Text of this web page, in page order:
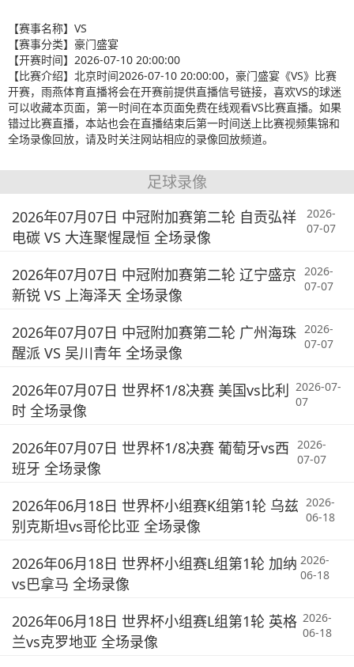
【赛事名称】 VS
【赛事分类】 豪门盛宴
【开赛时间】 2026-07-10 20:00:00
【比赛介绍】 北京时间2026-07-10 20:00:00，豪门盛宴《VS》比赛
开赛，雨燕体育直播将会在开赛前提供直播信号链接，喜欢VS的球迷
可以收藏本页面，第一时间在本页面免费在线观看VS比赛直播。如果
错过比赛直播，本站也会在直播结束后第一时间送上比赛视频集锦和
全场录像回放，请及时关注网站相应的录像回放频道。
足球录像
2026年07月07日 中冠附加赛第二轮 自贡弘祥
电碳 VS 大连聚惺晟恒 全场录像
2026-
07-07
2026年07月07日 中冠附加赛第二轮 辽宁盛京
新锐 VS 上海泽天 全场录像
2026-
07-07
2026年07月07日 中冠附加赛第二轮 广州海珠
醒派 VS 吴川青年 全场录像
2026-
07-07
2026年07月07日 世界杯1/8决赛 美国vs比利
时 全场录像
2026-07-
07
2026年07月07日 世界杯1/8决赛 葡萄牙vs西
班牙 全场录像
2026-
07-07
2026年06月18日 世界杯小组赛K组第1轮 乌兹
别克斯坦vs哥伦比亚 全场录像
2026-
06-18
2026年06月18日 世界杯小组赛L组第1轮 加纳
vs巴拿马 全场录像
2026-
06-18
2026年06月18日 世界杯小组赛L组第1轮 英格
兰vs克罗地亚 全场录像
2026-
06-18